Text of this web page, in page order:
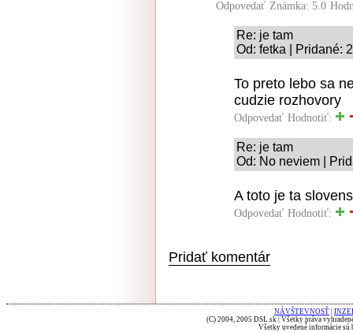
Odpovedať Známka: 5.0
Re: je tam
Od: fetka | Pridané:
To preto lebo sa
cudzie rozhovory
Odpovedať Hodnotiť:
Re: je tam
Od: No neviem |
A toto je ta
Odpovedať Hodnotiť:
Pridať komentár
NÁVŠTEVNOSŤ
(C) 2004, 2005 DSL.sk | Všetky práva
Všetky uvedené informácie sú